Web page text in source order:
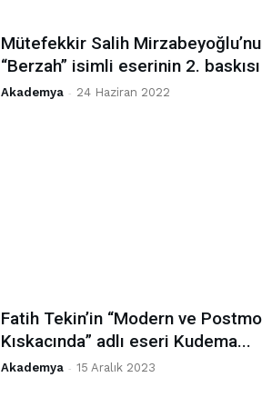
Mütefekkir Salih
“Berzah” isimli eserinin 2. baskısı
Akademya - 24 Haziran 2022
Fatih Tekin’in “Modern ve
Kıskacında” adlı eseri Kudema...
Akademya - 15 Aralık 2023